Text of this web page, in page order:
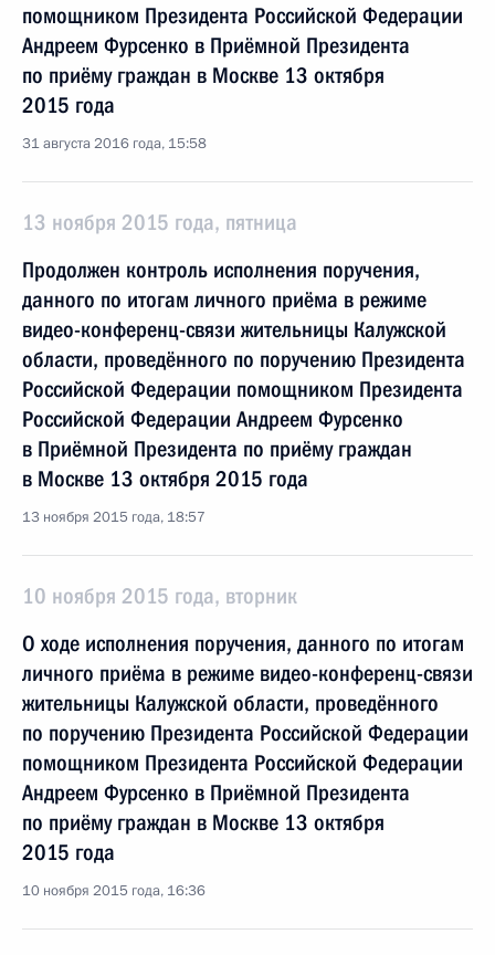
помощником Президента Российской Федерации
Андреем Фурсенко в Приёмной Президента
по приёму граждан в Москве 13 октября
2015 года
31 августа 2016 года, 15:58
13 ноября 2015 года, пятница
Продолжен контроль исполнения поручения,
данного по итогам личного приёма в режиме
видео-конференц-связи жительницы Калужской
области, проведённого по поручению Президента
Российской Федерации помощником Президента
Российской Федерации Андреем Фурсенко
в Приёмной Президента по приёму граждан
в Москве 13 октября 2015 года
13 ноября 2015 года, 18:57
10 ноября 2015 года, вторник
О ходе исполнения поручения, данного по итогам
личного приёма в режиме видео-конференц-связи
жительницы Калужской области, проведённого
по поручению Президента Российской Федерации
помощником Президента Российской Федерации
Андреем Фурсенко в Приёмной Президента
по приёму граждан в Москве 13 октября
2015 года
10 ноября 2015 года, 16:36